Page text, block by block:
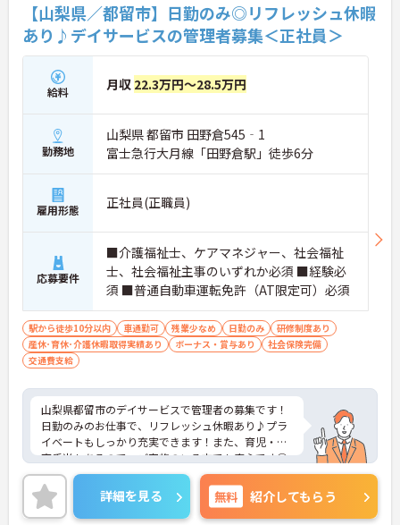
【山梨県／都留市】日勤のみ◎リフレッシュ休暇
あり♪デイサービスの管理者募集＜正社員＞
給料 月収 22.3万円～28.5万円
勤務地
山梨県 都留市 田野倉545‐1
富士急行大月線「田野倉駅」徒歩6分
雇用形態 正社員(正職員)
応募要件
■介護福祉士、ケアマネジャー、社会福祉
士、社会福祉主事のいずれか必須 ■経験必
須 ■普通自動車運転免許（AT限定可）必須
駅から徒歩10分以内 車通勤可 残業少なめ 日勤のみ
研修制度あり
産休･育休･介護休暇取得実績あり
ボーナス・賞与あり
社会保険完備
交通費支給
山梨県都留市のデイサービスで管理者の募集です！
日勤のみのお仕事で、リフレッシュ休暇あり♪プラ
イベートもしっかり充実できます！また、育児・保
育手当もあるので、ご家族のいる方でも安心です◎
ご興味のある方は、面接ポイントをお伝えしますの
で、お気軽にご連絡ください。
詳細を見る 無料 紹介してもらう